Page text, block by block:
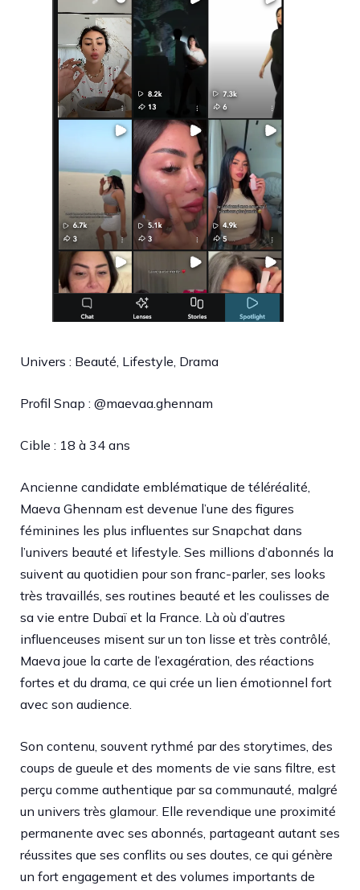
Univers : Beauté, Lifestyle, Drama
Profil Snap : @maevaa.ghennam
Cible : 18 à 34 ans
Ancienne candidate emblématique de téléréalité,
Maeva Ghennam est devenue l’une des figures
féminines les plus influentes sur Snapchat dans
l’univers beauté et lifestyle. Ses millions d’abonnés la
suivent au quotidien pour son franc-parler, ses looks
très travaillés, ses routines beauté et les coulisses de
sa vie entre Dubaï et la France. Là où d’autres
influenceuses misent sur un ton lisse et très contrôlé,
Maeva joue la carte de l’exagération, des réactions
fortes et du drama, ce qui crée un lien émotionnel fort
avec son audience.
Son contenu, souvent rythmé par des storytimes, des
coups de gueule et des moments de vie sans filtre, est
perçu comme authentique par sa communauté, malgré
un univers très glamour. Elle revendique une proximité
permanente avec ses abonnés, partageant autant ses
réussites que ses conflits ou ses doutes, ce qui génère
un fort engagement et des volumes importants de